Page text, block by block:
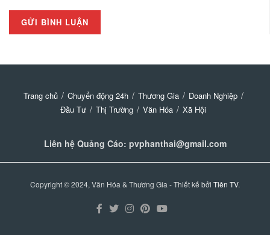
Trang chủ Chuyển động 24h Thương Gia
Doanh Nghiệp
Đầu Tư
Thị Trường Văn Hóa Xã Hội
Liên hệ Quảng Cáo: pvphanthai@gmail.com
Copyright © 2024, Văn Hóa & Thương Gia - Thiết kế bởi Tiên TV.